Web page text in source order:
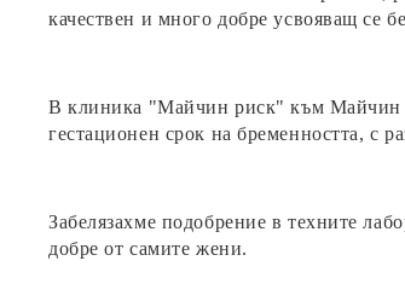
качествен и много добре усвояващ се
В клиника "Майчин риск" към Майчин
гестационен срок на бременността, с
Забелязахме подобрение в техните
добре от самите жени.